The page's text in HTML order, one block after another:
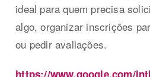
ideal para quem precisa
algo, organizar inscrições
ou pedir avaliações.
https://www.google.com/